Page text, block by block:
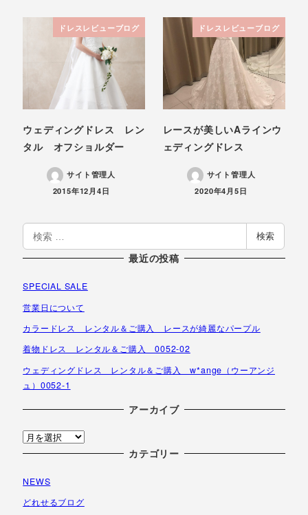
ドレスレビューブログ
ウェディングドレス レン
タル オフショルダー
サイト管理人
投稿日
2015年12月4日
ドレスレビューブログ
レースが美しいAラインウ
ェディングドレス
サイト管理人
投稿日
2020年4月5日
索
検索
最近の投稿
SPECIAL SALE
営業日について
カラードレス レンタル＆ご購入 レースが綺麗なパープル
着物ドレス レンタル＆ご購入 0052-02
ウェディングドレス レンタル＆ご購入 w*ange（ウーアンジ
ュ）0052-1
アーカイブ
ア
ー
イ
ブ
カテゴリー
NEWS
どれせるブログ